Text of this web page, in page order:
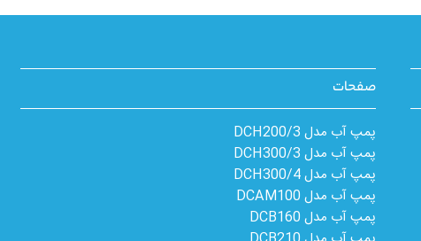
صفحات
پمپ آب مدل 3/DCH200
پمپ آب مدل 3/DCH300
پمپ آب مدل 4/DCH300
پمپ آب مدل DCAM100
پمپ آب مدل DCB160